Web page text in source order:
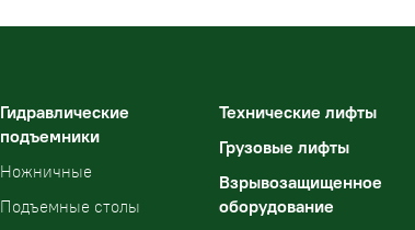
Гидравлические
подъемники
Ножничные
Подъемные столы
Технические лифты
Грузовые лифты
Взрывозащищенное
оборудование